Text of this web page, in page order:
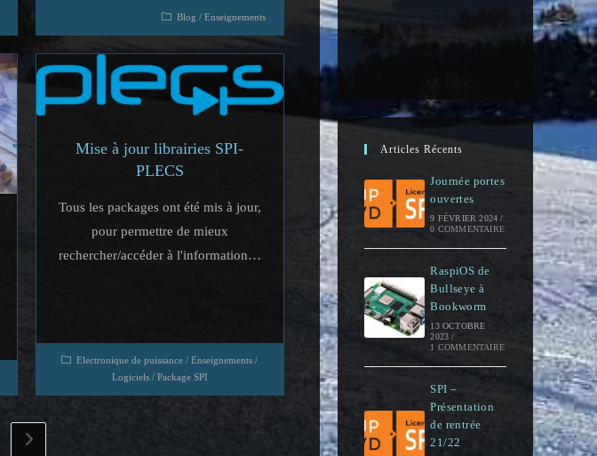
Blog / Enseignements
Mise à jour librairies SPI-
PLECS
Tous les packages ont été mis à jour,
pour permettre de mieux
rechercher/accéder à l'information…
Electronique de puissance /Enseignements /
Logiciels/ Package SPI
Articles Récents
Journée portes
ouvertes
9 FÉVRIER 2024 /
0 COMMENTAIRE
RaspiOS de
Bullseye à
Bookworm
13 OCTOBRE
2023 /
1 COMMENTAIRE
SPI –
Présentation
de rentrée
21/22